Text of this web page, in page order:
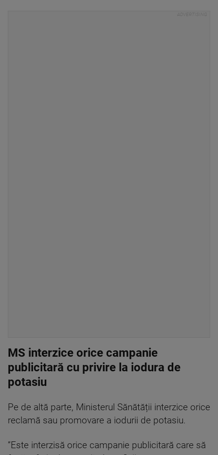
MS interzice orice campanie
publicitară cu privire la iodura de
potasiu
Pe de altă parte, Ministerul Sănătății interzice orice
reclamă sau promovare a iodurii de potasiu.
”Este interzisă orice campanie publicitară care să